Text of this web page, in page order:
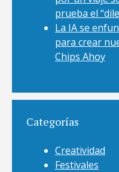
prueba el
La IA se
para crear
Chips Ahoy
Categorías
Creatividad
Festivales